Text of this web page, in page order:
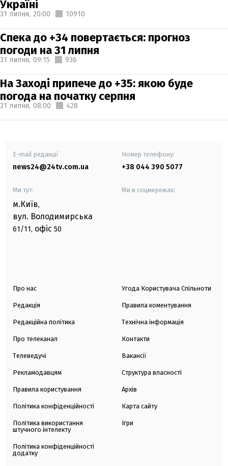
Україні
31 липня, 20:00 10910
Спека до +34 повертається: прогноз
погоди на 31 липня
31 липня, 09:15 936
На Заході припече до +35: якою буде
погода на початку серпня
31 липня, 08:00 428
E-mail редакції
news24@24tv.com.ua
Номер телефону:
+38 044 390 5077
Ми тут:
м.Київ,
вул. Володимирська
61/11, офіс 50
Ми в соцмережах:
Про нас
Редакція
Редакційна політика
Про телеканал
Телеведучі
Рекламодавцям
Правила користування
Політика конфіденційності
Політика використання
штучного інтелекту
Політика конфіденційності
додатку
Угода Користувача Спільноти
Правила коментування
Технічна інформація
Контакти
Вакансії
Структура власності
Архів
Карта сайту
Ігри